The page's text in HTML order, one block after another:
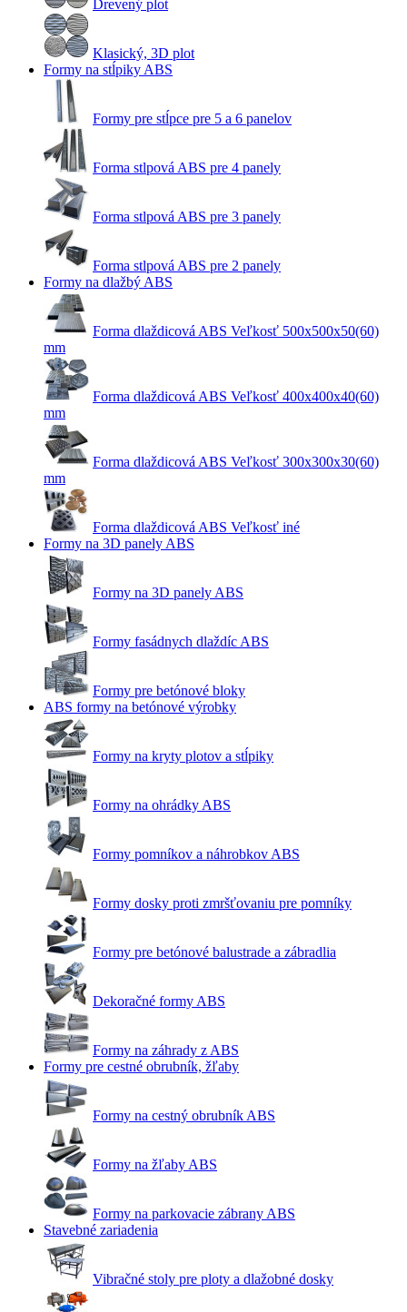
Drevený plot
Klasický, 3D plot
Formy na stĺpiky ABS
Formy pre stĺpce pre 5 a 6 panelov
Forma stlpová ABS pre 4 panely
Forma stlpová ABS pre 3 panely
Forma stlpová ABS pre 2 panely
Formy na dlažbý ABS
Forma dlaždicová ABS Veľkosť 500x500x50(60)
mm
Forma dlaždicová ABS Veľkosť 400x400x40(60)
mm
Forma dlaždicová ABS Veľkosť 300x300x30(60)
mm
Forma dlaždicová ABS Veľkosť iné
Formy na 3D panely ABS
Formy na 3D panely ABS
Formy fasádnych dlaždíc ABS
Formy pre betónové bloky
ABS formy na betónové výrobky
Formy na kryty plotov a stĺpiky
Formy na ohrádky ABS
Formy pomníkov a náhrobkov ABS
Formy dosky proti zmršťovaniu pre pomníky
Formy pre betónové balustrade a zábradlia
Dekoračné formy ABS
Formy na záhrady z ABS
Formy pre cestné obrubník, žľaby
Formy na cestný obrubník ABS
Formy na žľaby ABS
Formy na parkovacie zábrany ABS
Stavebné zariadenia
Vibračné stoly pre ploty a dlažobné dosky